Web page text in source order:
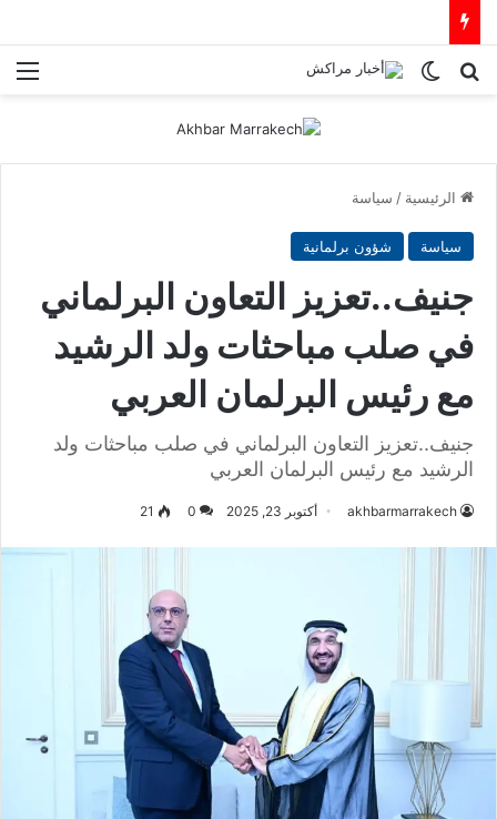
بحث عنالوضع المظلم
الرئيسية / سياسة
سياسة شؤون برلمانية
جنيف..تعزيز التعاون البرلماني
في صلب مباحثات ولد الرشيد
مع رئيس البرلمان العربي
جنيف..تعزيز التعاون البرلماني في صلب مباحثات ولد
الرشيد مع رئيس البرلمان العربي
akhbarmarrakech أكتوبر 23, 2025 0
21